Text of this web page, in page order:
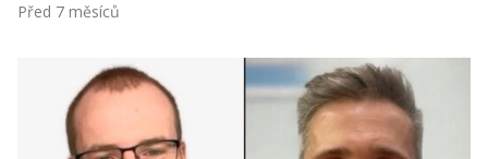
Před 7 měsíců